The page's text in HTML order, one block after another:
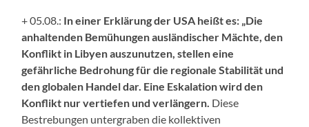
+ 05.08.: In einer Erklärung der USA heißt es: „Die
anhaltenden Bemühungen ausländischer Mächte, den
Konflikt in Libyen auszunutzen, stellen eine
gefährliche Bedrohung für die regionale Stabilität und
den globalen Handel dar. Eine Eskalation wird den
Konflikt nur vertiefen und verlängern. Diese
Bestrebungen untergraben die kollektiven